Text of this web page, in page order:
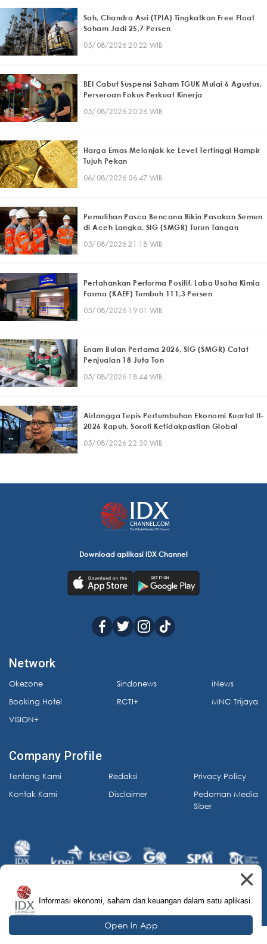
Sah, Chandra Asri (TPIA) Tingkatkan Free Float
Saham Jadi 25,7 Persen
05/08/2026 20:22 WIB
BEI Cabut Suspensi Saham TGUK Mulai 6 Agustus,
Perseroan Fokus Perkuat Kinerja
05/08/2026 20:26 WIB
Harga Emas Melonjak ke Level Tertinggi Hampir
Tujuh Pekan
06/08/2026 06:47 WIB
Pemulihan Pasca Bencana Bikin Pasokan Semen
di Aceh Langka, SIG (SMGR) Turun Tangan
05/08/2026 21:18 WIB
Pertahankan Performa Positif, Laba Usaha Kimia
Farma (KAEF) Tumbuh 111,3 Persen
05/08/2026 19:01 WIB
Enam Bulan Pertama 2026, SIG (SMGR) Catat
Penjualan 18 Juta Ton
05/08/2026 18:44 WIB
Airlangga Tepis Pertumbuhan Ekonomi Kuartal II-
2026 Rapuh, Soroti Ketidakpastian Global
05/08/2026 22:30 WIB
Download aplikasi IDX Channel
Network
Okezone
Booking Hotel
VISION+
Sindonews
RCTI+
iNews
MNC Trijaya
Company Profile
Tentang Kami
Kontak Kami
Redaksi
Disclaimer
Privacy Policy
Pedoman Media
Siber
© 2026 IDX Channel. All Rights Reserved.
Informasi ekonomi, saham dan keuangan dalam satu aplikasi.
Open in App